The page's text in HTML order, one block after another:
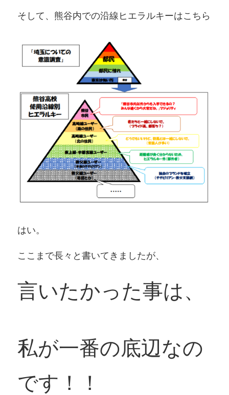
そして、熊谷内での沿線ヒエラルキーはこちら
はい。
ここまで長々と書いてきましたが、
言いたかった事は、
私が一番の底辺なの
です！！